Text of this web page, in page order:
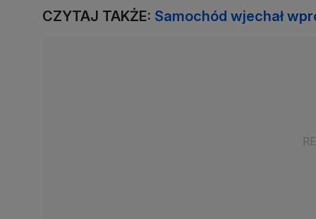
CZYTAJ TAKŻE: Samochód wjechał